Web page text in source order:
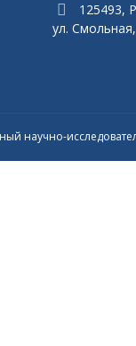
125493,
ул.
научно-